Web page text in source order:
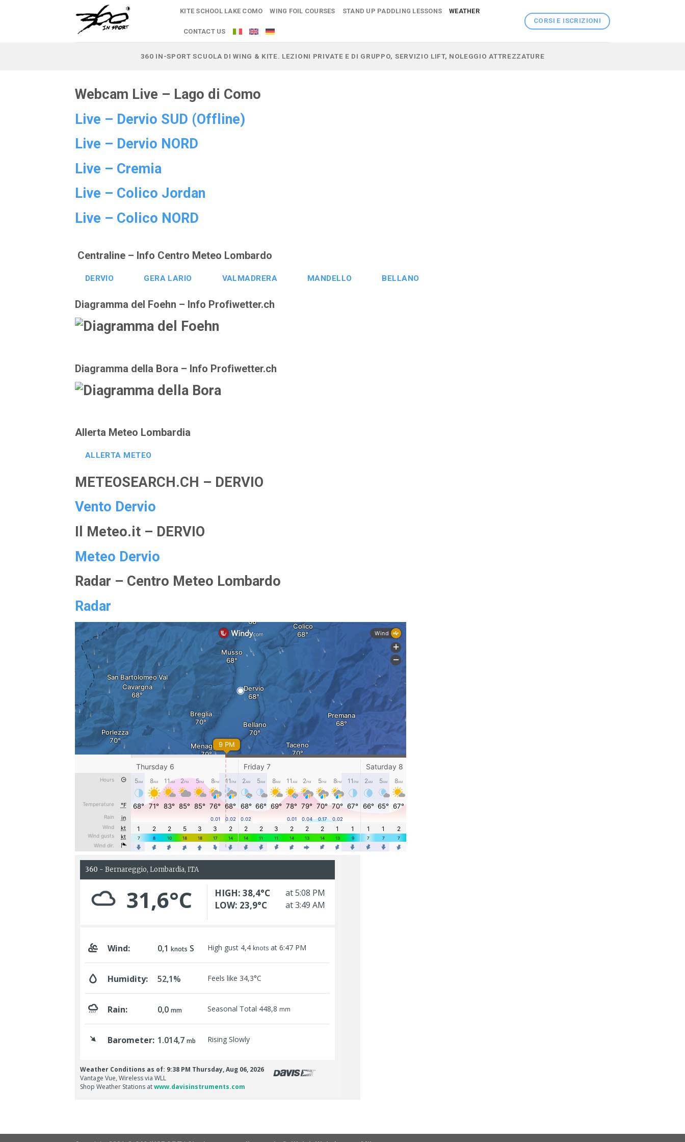
KITE SCHOOL LAKE COMO WING FOIL COURSES STAND UP PADDLING LESSONS WEATHER
CONTACT US
CORSI E ISCRIZIONI
360 IN-SPORT SCUOLA DI WING & KITE. LEZIONI PRIVATE E DI GRUPPO, SERVIZIO LIFT, NOLEGGIO ATTREZZATURE
Webcam Live – Lago di Como
Live – Dervio SUD (Offline)
Live – Dervio NORD
Live – Cremia
Live – Colico Jordan
Live – Colico NORD
Centraline – Info Centro Meteo Lombardo
DERVIO GERA LARIO VALMADRERA MANDELLO BELLANO
Diagramma del Foehn – Info Profiwetter.ch
Diagramma della Bora – Info Profiwetter.ch
Allerta Meteo Lombardia
ALLERTA METEO
METEOSEARCH.CH – DERVIO
Vento Dervio
Il Meteo.it – DERVIO
Meteo Dervio
Radar – Centro Meteo Lombardo
Radar